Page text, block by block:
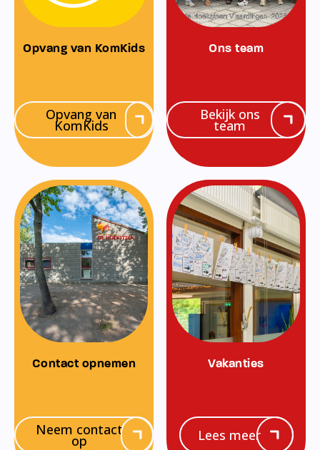
Opvang van KomKids
Opvang van
KomKids
Ons team
Bekijk ons
team
Contact opnemen
Neem contact
op
Vakanties
Lees meer